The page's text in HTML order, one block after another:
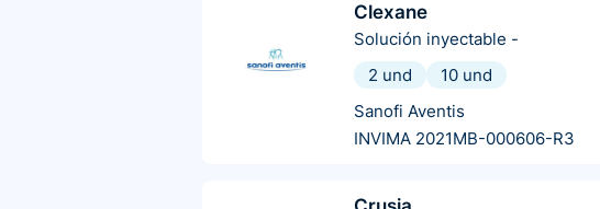
Clexane
Solución inyectable -
2 und
10 und
Sanofi Aventis
INVIMA 2021MB-000606-R3